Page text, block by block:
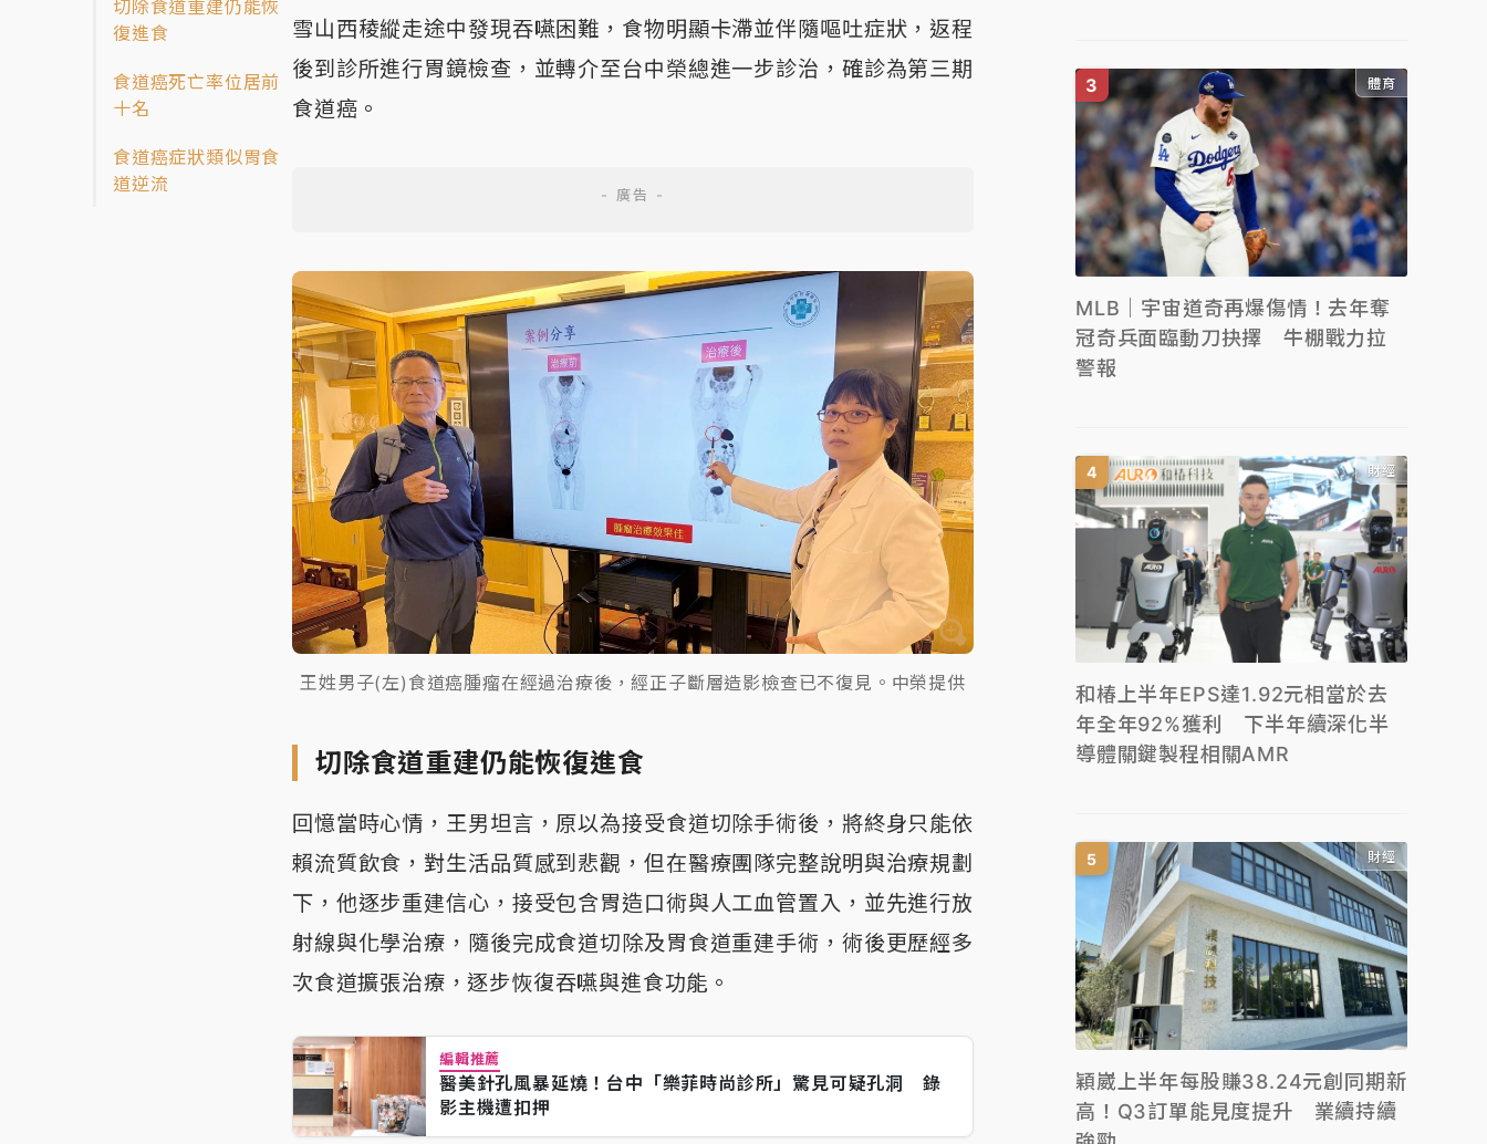
切除食道重建仍能恢
復進食
食道癌死亡率位居前
十名
食道癌症狀類似胃食
道逆流
雪山西稜縱走途中發現吞嚥困難，食物明顯卡滯並伴隨嘔吐症狀，返程
後到診所進行胃鏡檢查，並轉介至台中榮總進一步診治，確診為第三期
食道癌。
王姓男子(左)食道癌腫瘤在經過治療後，經正子斷層造影檢查已不復見。中榮提供
切除食道重建仍能恢復進食
回憶當時心情，王男坦言，原以為接受食道切除手術後，將終身只能依
賴流質飲食，對生活品質感到悲觀，但在醫療團隊完整說明與治療規劃
下，他逐步重建信心，接受包含胃造口術與人工血管置入，並先進行放
射線與化學治療，隨後完成食道切除及胃食道重建手術，術後更歷經多
次食道擴張治療，逐步恢復吞嚥與進食功能。
編輯推薦
醫美針孔風暴延燒！台中「樂菲時尚診所」驚見可疑孔洞 錄
影主機遭扣押
體育
MLB｜宇宙道奇再爆傷情！去年奪
冠奇兵面臨動刀抉擇 牛棚戰力拉
警報
財經
和椿上半年EPS達1.92元相當於去
年全年92%獲利 下半年續深化半
導體關鍵製程相關AMR
財經
穎崴上半年每股賺38.24元創同期新
高！Q3訂單能見度提升 業續持續